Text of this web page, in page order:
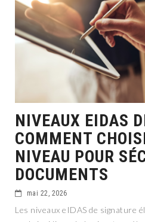
NIVEAUX EIDAS
COMMENT
NIVEAU POUR
DOCUMENTS
mai 22, 2026
Les niveaux eIDAS de signature